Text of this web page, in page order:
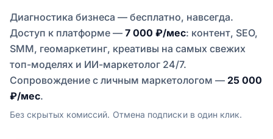
Диагностика бизнеса — бесплатно, навсегда.
Доступ к платформе — 7 000 ₽/мес: контент, SEO,
SMM, геомаркетинг, креативы на самых свежих
топ-моделях и ИИ-маркетолог 24/7.
Сопровождение с личным маркетологом — 25 000
₽/мес.
Без скрытых комиссий. Отмена подписки в один клик.